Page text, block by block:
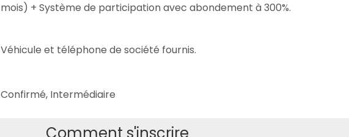
mois) + Système de participation avec abondement à 300%.
Véhicule et téléphone de société fournis.
Confirmé, Intermédiaire